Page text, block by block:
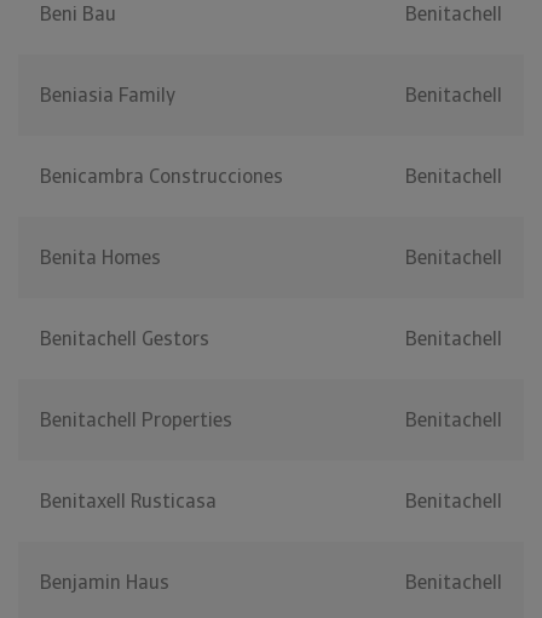
Beni Bau Benitachell
Beniasia Family Benitachell
Benicambra Construcciones Benitachell
Benita Homes Benitachell
Benitachell Gestors Benitachell
Benitachell Properties Benitachell
Benitaxell Rusticasa Benitachell
Benjamin Haus Benitachell